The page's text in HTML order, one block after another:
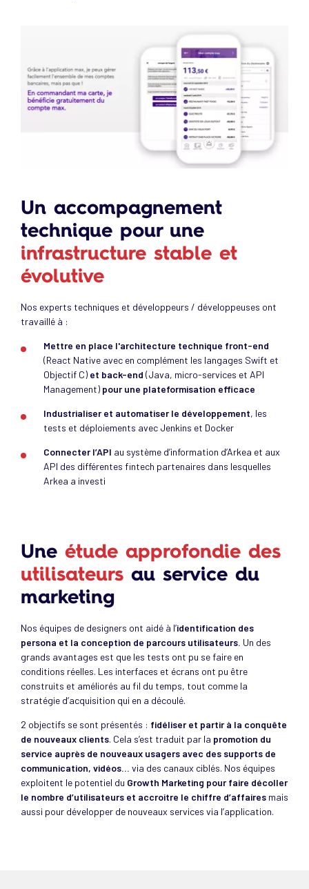
Un accompagnement
technique pour une
infrastructure stable et
évolutive
Nos experts techniques et développeurs / développeuses ont
travaillé à :
Mettre en place l'architecture technique front-end
(React Native avec en complément les langages Swift et
Objectif C) et back-end (Java, micro-services et API
Management) pour une plateformisation efficace
Industrialiser et automatiser le développement, les
tests et déploiements avec Jenkins et Docker
Connecter l’API au système d’information d’Arkea et aux
API des différentes fintech partenaires dans lesquelles
Arkea a investi
Une étude approfondie des
utilisateurs au service du
marketing
Nos équipes de designers ont aidé à l’identification des
persona et la conception de parcours utilisateurs. Un des
grands avantages est que les tests ont pu se faire en
conditions réelles. Les interfaces et écrans ont pu être
construits et améliorés au fil du temps, tout comme la
stratégie d’acquisition qui en a découlé.
2 objectifs se sont présentés : fidéliser et partir à la conquête
de nouveaux clients. Cela s’est traduit par la promotion du
service auprès de nouveaux usagers avec des supports de
communication, vidéos… via des canaux ciblés. Nos équipes
exploitent le potentiel du Growth Marketing pour faire décoller
le nombre d’utilisateurs et accroitre le chiffre d’affaires mais
aussi pour développer de nouveaux services via l’application.